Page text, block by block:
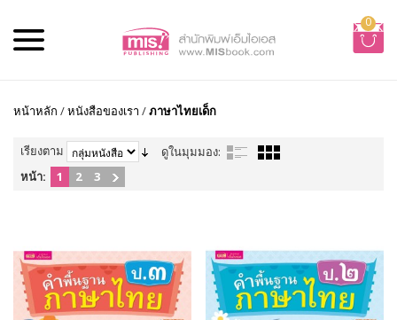
0
หน้าหลัก /หนังสือของเรา /ภาษาไทยเด็ก
เรียงตาม
ดูในมุมมอง:
หน้า:
1 2 3